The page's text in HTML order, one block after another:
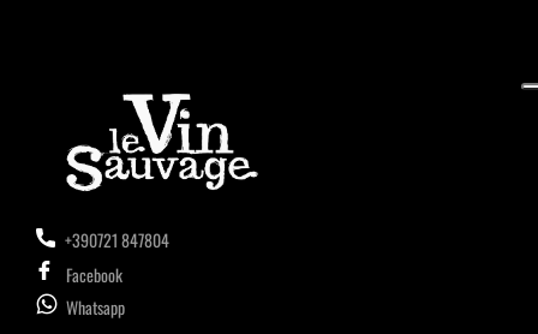
+390721 847804
Facebook
Whatsapp